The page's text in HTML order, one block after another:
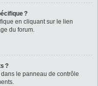
?
en cliquant sur le lien
du forum.
?
le panneau de contrôle